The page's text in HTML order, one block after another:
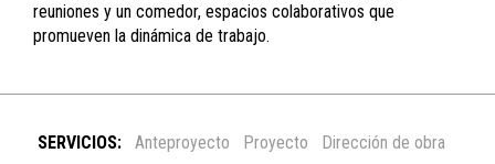
reuniones y un comedor, espacios colaborativos que
promueven la dinámica de trabajo.
SERVICIOS: Anteproyecto Proyecto
Dirección de obra